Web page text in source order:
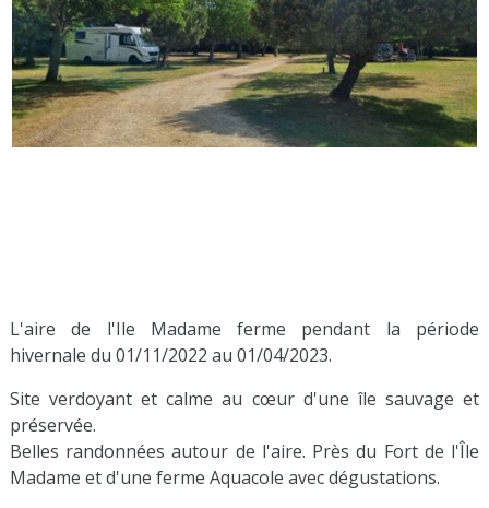
L'aire de l'Ile Madame ferme pendant la période
hivernale du 01/11/2022 au 01/04/2023.
Site verdoyant et calme au cœur d'une île sauvage et
préservée.
Belles randonnées autour de l'aire. Près du Fort de l'Île
Madame et d'une ferme Aquacole avec dégustations.